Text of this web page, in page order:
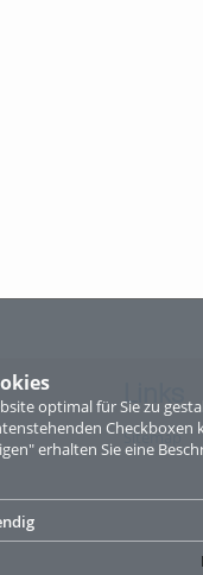
optimal für Sie zu
Checkboxen
erhalten Sie eine
Links
Sitemap